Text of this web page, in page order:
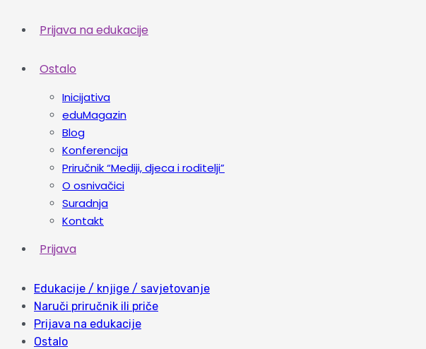
Prijava na edukacije
Ostalo
Inicijativa
eduMagazin
Blog
Konferencija
Priručnik “Mediji, djeca i roditelji”
O osnivačici
Suradnja
Kontakt
Prijava
Edukacije / knjige / savjetovanje
Naruči priručnik ili priče
Prijava na edukacije
Ostalo